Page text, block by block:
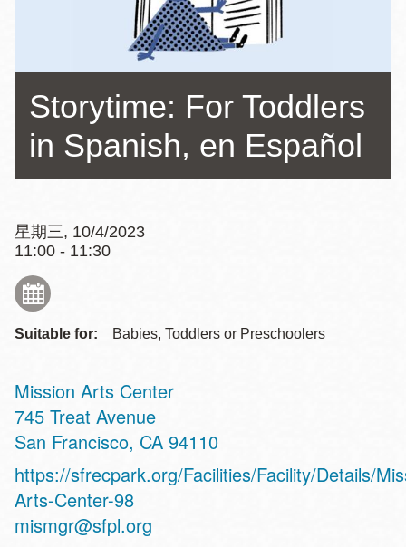
Storytime: For Toddlers
in Spanish, en Español
星期三, 10/4/2023
11:00 - 11:30
Suitable for: Babies, Toddlers or Preschoolers
Mission Arts Center
Address
745 Treat Avenue
San Francisco, CA 94110
Website
https://sfrecpark.org/Facilities/Facility/Details/
Arts-Center-98
mismgr@sfpl.org